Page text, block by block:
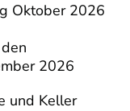
Oktober 2026
2026
und Keller